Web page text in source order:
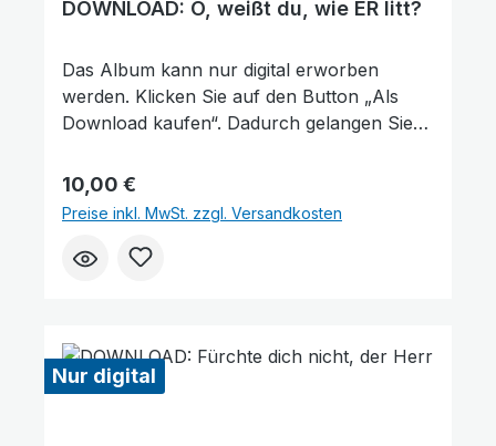
DOWNLOAD: O, weißt du, wie ER litt?
Das Album kann nur digital erworben
werden. Klicken Sie auf den Button „Als
Download kaufen“. Dadurch gelangen Sie
Friedensstimme. Dort finden Sie das Album
und können auch einzelne Tracks (Lieder)
nach Belieben kaufen. Wie gefällt Ihnen
unser Produkt? ★★★★★ Geben Sie
Regulärer Preis:
10,00 €
Preise inkl. MwSt. zzgl. Versandkosten
Nur digital